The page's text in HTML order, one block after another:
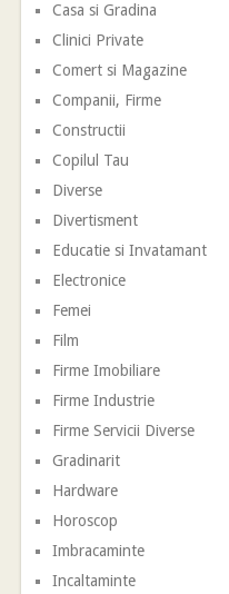
Casa si Gradina
Clinici Private
Comert si Magazine
Companii, Firme
Constructii
Copilul Tau
Diverse
Divertisment
Educatie si Invatamant
Electronice
Femei
Film
Firme Imobiliare
Firme Industrie
Firme Servicii Diverse
Gradinarit
Hardware
Horoscop
Imbracaminte
Incaltaminte